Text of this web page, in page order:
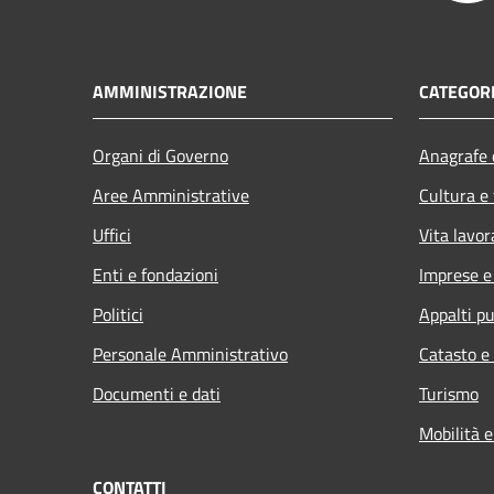
AMMINISTRAZIONE
Organi di Governo
Aree Amministrative
Uffici
Enti e fondazioni
Politici
Personale Amministrativo
Documenti e dati
Cultura
Vita
Imprese
Appalti
Catasto
Turismo
Mobilità
CONTATTI